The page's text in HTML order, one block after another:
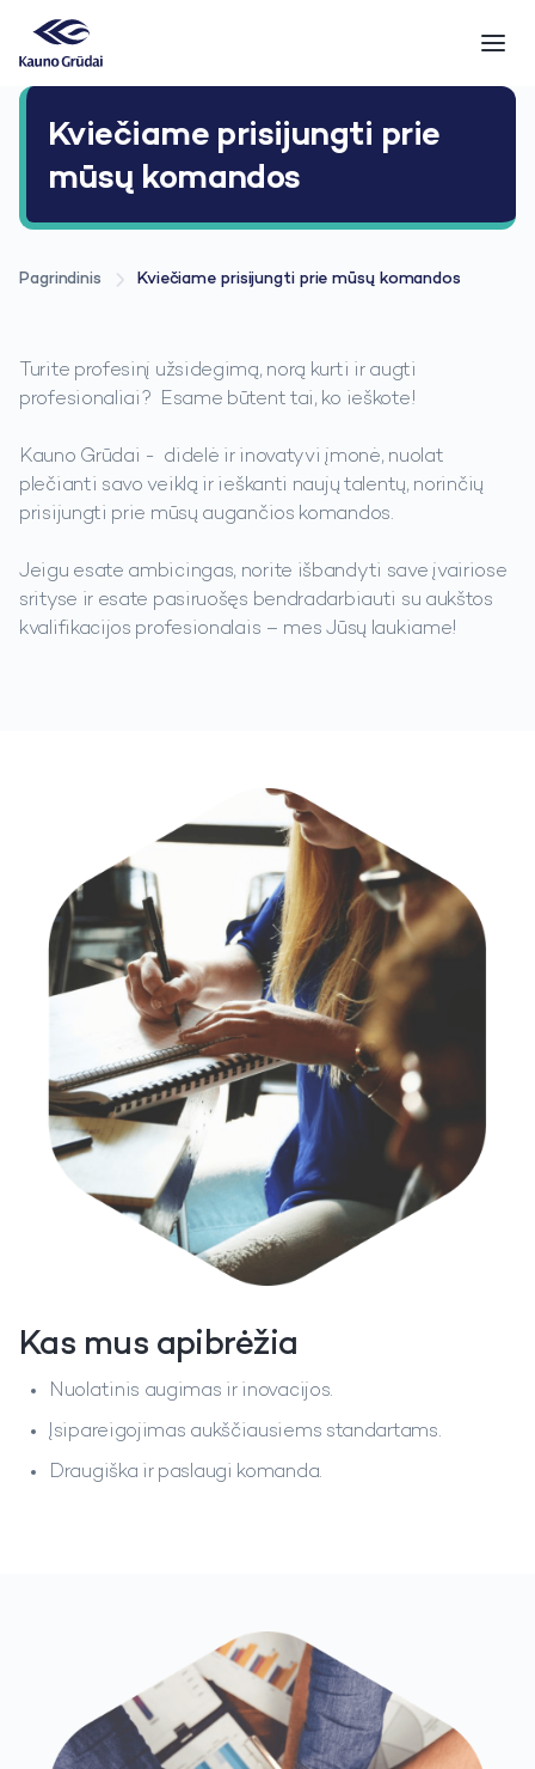
Kviečiame prisijungti prie
mūsų komandos
Pagrindinis Kviečiame prisijungti prie mūsų komandos
Turite profesinį užsidegimą, norą kurti ir augti
profesionaliai? Esame būtent tai, ko ieškote!
Kauno Grūdai - didelė ir inovatyvi įmonė, nuolat
plečianti savo veiklą ir ieškanti naujų talentų, norinčių
prisijungti prie mūsų augančios komandos.
Jeigu esate ambicingas, norite išbandyti save įvairiose
srityse ir esate pasiruošęs bendradarbiauti su aukštos
kvalifikacijos profesionalais – mes Jūsų laukiame!
Kas mus apibrėžia
Nuolatinis augimas ir inovacijos.
Įsipareigojimas aukščiausiems standartams.
Draugiška ir paslaugi komanda.